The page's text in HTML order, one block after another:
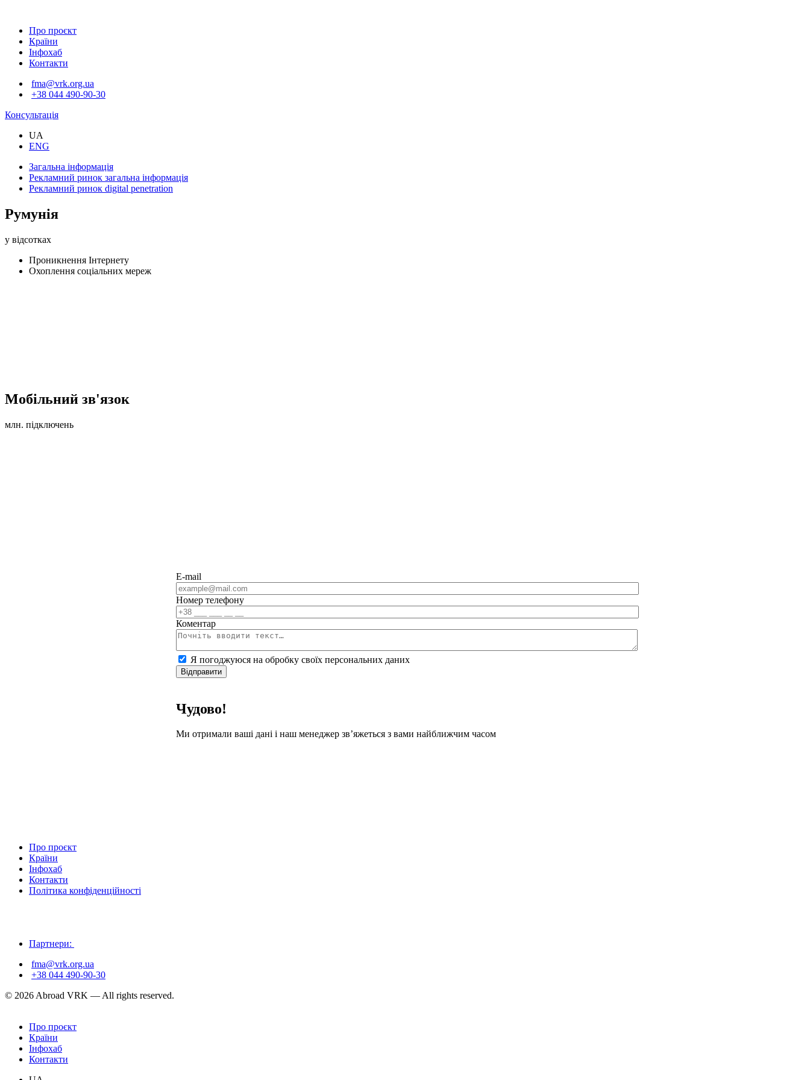
Про проєкт
Країни
Інфохаб
Контакти
fma@vrk.org.ua
+38 044 490-90-30
Консультація
UA
ENG
Загальна інформація
Рекламний ринок загальна інформація
Рекламний ринок digital penetration
Румунія
у відсотках
Проникнення Інтернету
Охоплення соціальних мереж
Мобільний зв'язок
млн. підключень
E-mail
Номер телефону
Коментар
Я погоджуюся на обробку своїх персональних даних
Відправити
Чудово!
Ми отримали ваші дані і наш менеджер зв’яжеться з вами найближчим часом
Про проєкт
Країни
Інфохаб
Контакти
Політика конфіденційності
Партнери:
fma@vrk.org.ua
+38 044 490-90-30
© 2026 Abroad VRK — All rights reserved.
Про проєкт
Країни
Інфохаб
Контакти